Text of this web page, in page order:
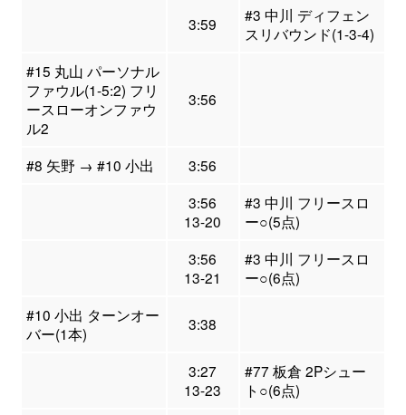
3:59
#3 中川 ディフェン
スリバウンド(1-3-4)
#15 丸山 パーソナル
ファウル(1-5:2) フリ
ースローオンファウ
ル2
3:56
#8 矢野 → #10 小出
3:56
3:56
13-20
#3 中川 フリースロ
ー○(5点)
3:56
13-21
#3 中川 フリースロ
ー○(6点)
#10 小出 ターンオー
バー(1本)
3:38
3:27
13-23
#77 板倉 2Pシュー
ト○(6点)